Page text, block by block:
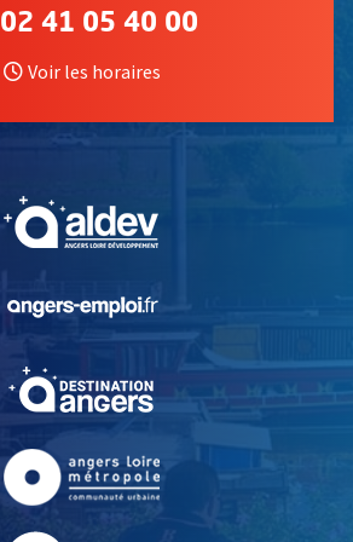
02 41 05 40 00
Voir les horaires
, Ouvre une nouvelle
, Ouvre une nouvelle